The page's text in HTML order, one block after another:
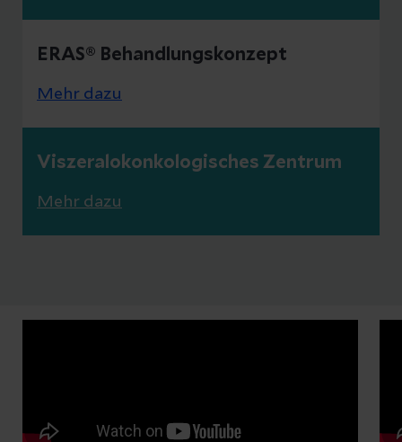
ERAS® Behandlungskonzept
Mehr dazu
Viszeralokonkologisches Zentrum
Mehr dazu